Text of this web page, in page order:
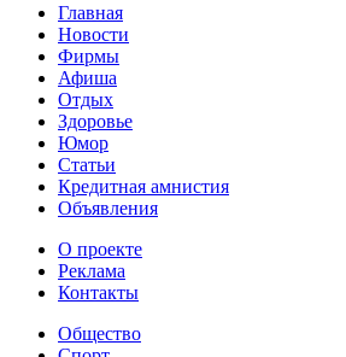
Главная
Новости
Фирмы
Афиша
Отдых
Здоровье
Юмор
Статьи
Кредитная амнистия
Объявления
О проекте
Реклама
Контакты
Общество